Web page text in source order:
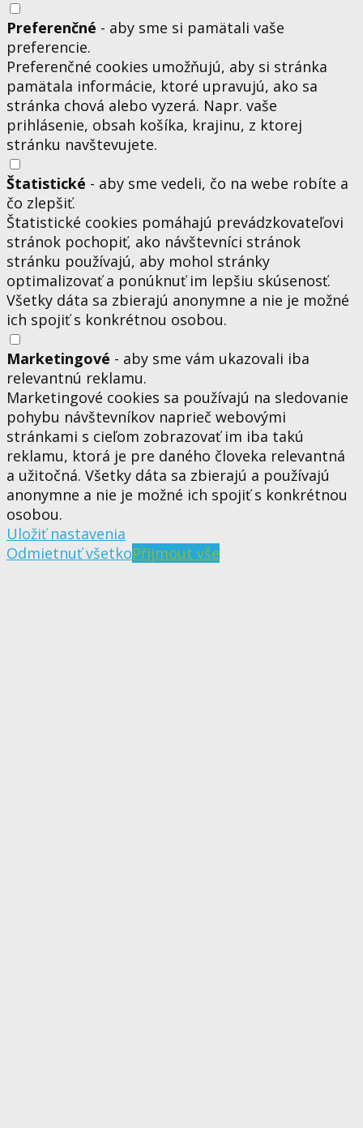
Preferenčné - aby sme si pamätali vaše
preferencie.
Preferenčné cookies umožňujú, aby si stránka
pamätala informácie, ktoré upravujú, ako sa
stránka chová alebo vyzerá. Napr. vaše
prihlásenie, obsah košíka, krajinu, z ktorej
stránku navštevujete.
Štatistické - aby sme vedeli, čo na webe robíte a
čo zlepšiť.
Štatistické cookies pomáhajú prevádzkovateľovi
stránok pochopiť, ako návštevníci stránok
stránku používajú, aby mohol stránky
optimalizovať a ponúknuť im lepšiu skúsenosť.
Všetky dáta sa zbierajú anonymne a nie je možné
ich spojiť s konkrétnou osobou.
Marketingové - aby sme vám ukazovali iba
relevantnú reklamu.
Marketingové cookies sa používajú na sledovanie
pohybu návštevníkov naprieč webovými
stránkami s cieľom zobrazovať im iba takú
reklamu, ktorá je pre daného človeka relevantná
a užitočná. Všetky dáta sa zbierajú a používajú
anonymne a nie je možné ich spojiť s konkrétnou
osobou.
Uložiť nastavenia
Odmietnuť všetkoPřijmout vše